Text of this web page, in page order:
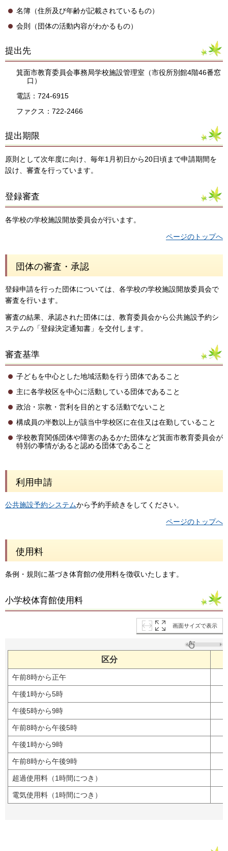
名簿（住所及び年齢が記載されているもの）
会則（団体の活動内容がわかるもの）
提出先
箕面市教育委員会事務局学校施設管理室（市役所別館4階46番窓
口）
電話：724-6915
ファクス：722-2466
提出期限
原則として次年度に向け、毎年1月初日から20日頃まで申請期間を
設け、審査を行っています。
登録審査
各学校の学校施設開放委員会が行います。
ページのトップへ
団体の審査・承認
登録申請を行った団体については、各学校の学校施設開放委員会で
審査を行います。
審査の結果、承認された団体には、教育委員会から公共施設予約シ
ステムの「登録決定通知書」を交付します。
審査基準
子どもを中心とした地域活動を行う団体であること
主に各学校区を中心に活動している団体であること
政治・宗教・営利を目的とする活動でないこと
構成員の半数以上が該当中学校区に在住又は在勤していること
学校教育関係団体や障害のあるかた団体など箕面市教育委員会が
特別の事情があると認める団体であること
利用申請
公共施設予約システムから予約手続きをしてください。
ページのトップへ
使用料
条例・規則に基づき体育館の使用料を徴収いたします。
小学校体育館使用料
画面サイズで表示
区分
午前8時から正午
午後1時から5時
午後5時から9時
午前8時から午後5時
午後1時から9時
午前8時から午後9時
超過使用料（1時間につき）
電気使用料（1時間につき）